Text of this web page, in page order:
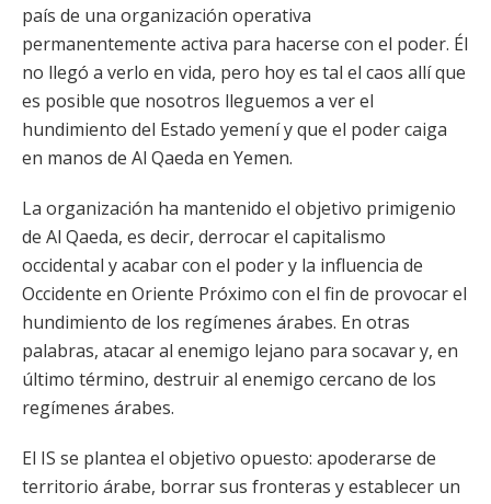
país de una organización operativa
permanentemente activa para hacerse con el poder. Él
no llegó a verlo en vida, pero hoy es tal el caos allí que
es posible que nosotros lleguemos a ver el
hundimiento del Estado yemení y que el poder caiga
en manos de Al Qaeda en Yemen.
La organización ha mantenido el objetivo primigenio
de Al Qaeda, es decir, derrocar el capitalismo
occidental y acabar con el poder y la influencia de
Occidente en Oriente Próximo con el fin de provocar el
hundimiento de los regímenes árabes. En otras
palabras, atacar al enemigo lejano para socavar y, en
último término, destruir al enemigo cercano de los
regímenes árabes.
El IS se plantea el objetivo opuesto: apoderarse de
territorio árabe, borrar sus fronteras y establecer un